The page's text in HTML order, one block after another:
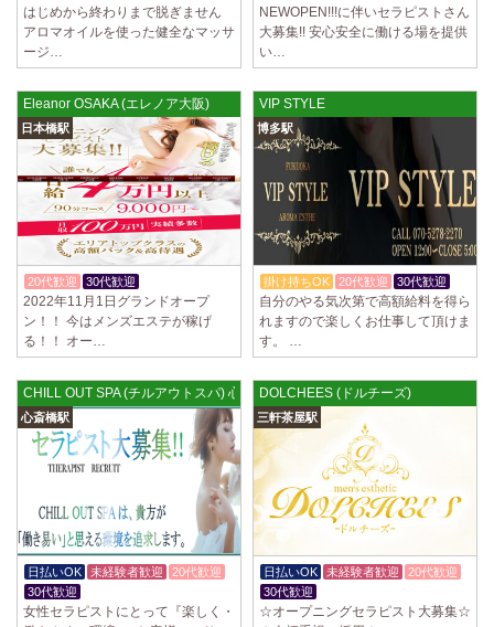
はじめから終わりまで脱ぎません
アロマオイルを使った健全なマッサ
ージ…
NEWOPEN!!!に伴いセラピストさん
大募集!! 安心安全に働ける場を提供
い…
Eleanor OSAKA (エレノア大阪)
日本橋駅
20代歓迎 30代歓迎
2022年11月1日グランドオープ
ン！！ 今はメンズエステが稼げ
る！！ オー…
VIP STYLE
博多駅
掛け持ちOK 20代歓迎 30代歓迎
自分のやる気次第で高額給料を得ら
れますので楽しくお仕事して頂けま
す。 …
CHILL OUT SPA (チルアウトスパ) 心斎橋ルーム
心斎橋駅
日払いOK 未経験者歓迎
20代歓迎
30代歓迎
女性セラピストにとって『楽しく・
DOLCHEES (ドルチーズ)
三軒茶屋駅
日払いOK 未経験者歓迎
20代歓迎
30代歓迎
☆オープニングセラピスト大募集☆